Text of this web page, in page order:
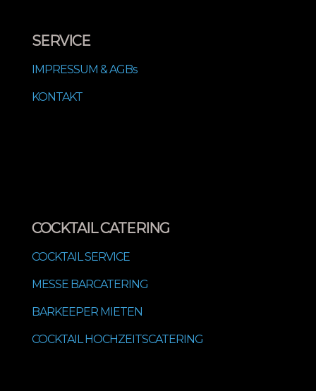
SERVICE
IMPRESSUM & AGBs
KONTAKT
COCKTAIL CATERING
COCKTAIL SERVICE
MESSE BARCATERING
BARKEEPER MIETEN
COCKTAIL HOCHZEITSCATERING